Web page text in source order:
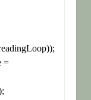
        mProcessJobsMainThread.Name =